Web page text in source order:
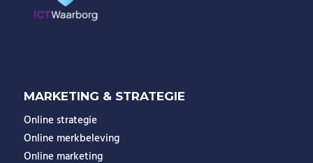
MARKETING & STRATEGIE
Online strategie
Online merkbeleving
Online marketing